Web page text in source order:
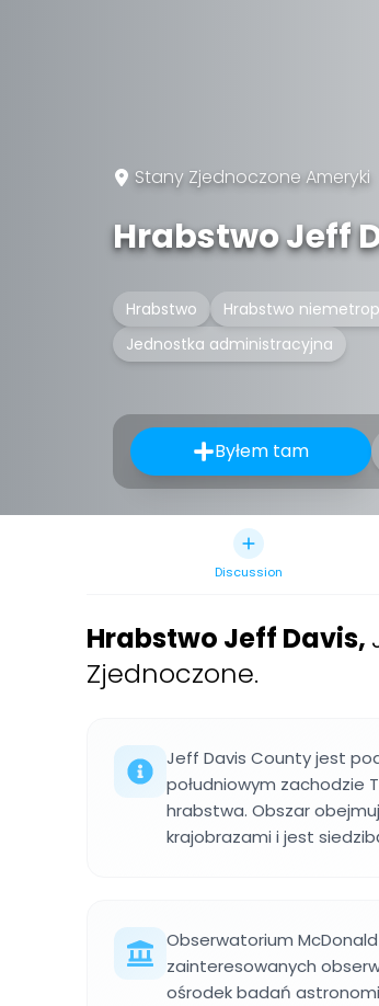
Stany Zjednoczone Ameryki
Hrabstwo Jeff
Hrabstwo Hrabstwo
Jednostka administracyjna
Byłem tam
Discussion
Hrabstwo Jeff Davis,
Zjednoczone.
Jeff Davis County jest
południowym zachodzie
hrabstwa. Obszar
krajobrazami i jest
Obserwatorium
zainteresowanych
ośrodek badań